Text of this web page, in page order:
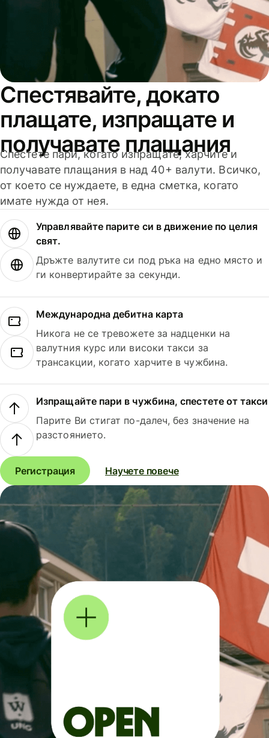
Спестявайте, докато
плащате, изпращате и
получавате плащания
Спестете пари, когато изпращате, харчите и
получавате плащания в над 40+ валути. Всичко,
от което се нуждаете, в една сметка, когато
имате нужда от нея.
Управлявайте парите си в движение по целия
свят.
Дръжте валутите си под ръка на едно място и
ги конвертирайте за секунди.
Международна дебитна карта
Никога не се тревожете за надценки на
валутния курс или високи такси за
трансакции, когато харчите в чужбина.
Изпращайте пари в чужбина, спестете от такси
Парите Ви стигат по-далеч, без значение на
разстоянието.
Регистрация Научете повече